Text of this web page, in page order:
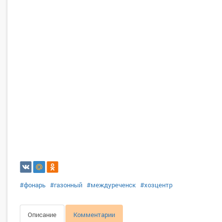
#фонарь #газонный #междуреченск #хозцентр
Описание Комментарии